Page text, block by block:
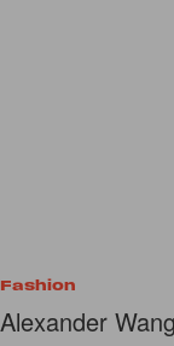
Fashion
Alexander